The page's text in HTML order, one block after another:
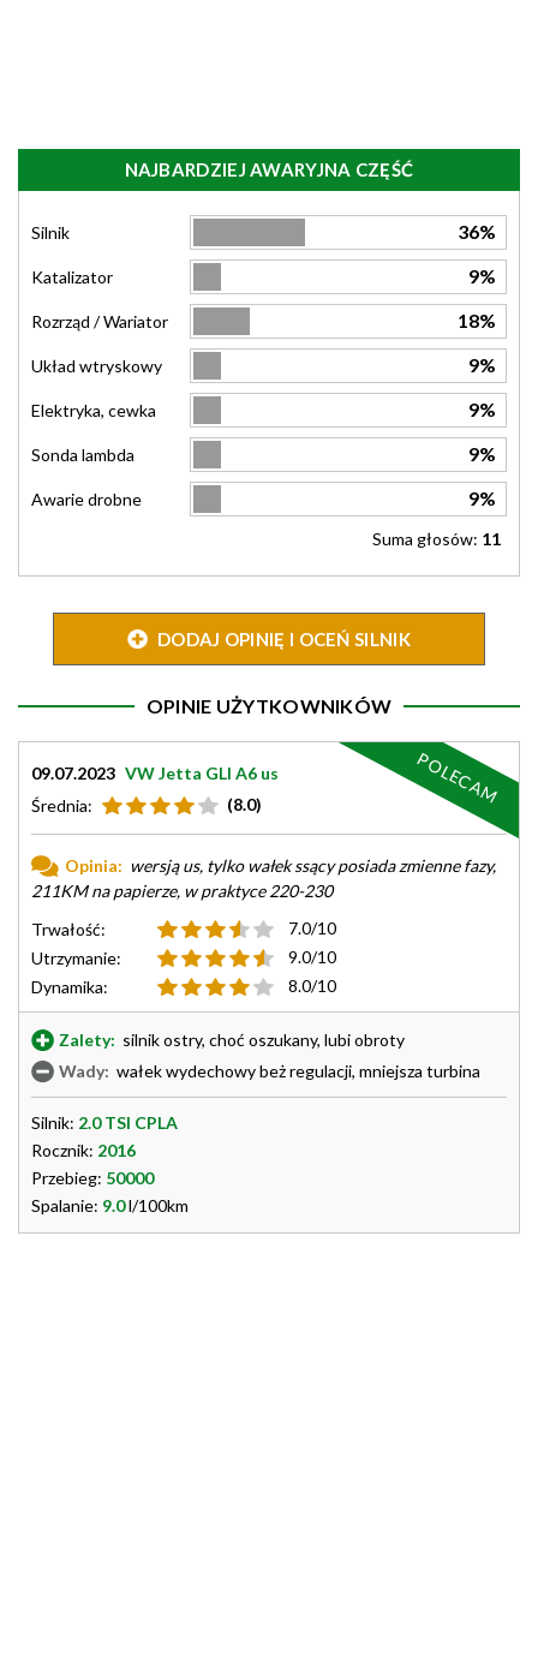
NAJBARDZIEJ AWARYJNA CZĘŚĆ
Silnik 36%
Katalizator 9%
Rozrząd / Wariator 18%
Układ wtryskowy 9%
Elektryka, cewka 9%
Sonda lambda 9%
Awarie drobne 9%
Suma głosów: 11
DODAJ OPINIĘ I OCEŃ SILNIK
OPINIE UŻYTKOWNIKÓW
09.07.2023 VW Jetta GLI A6 us
Średnia:
(8.0)
Opinia: wersją us, tylko wałek ssący posiada zmienne fazy,
211KM na papierze, w praktyce 220-230
Trwałość:
7.0/10
Utrzymanie:
9.0/10
Dynamika:
8.0/10
Zalety: silnik ostry, choć oszukany, lubi obroty
Wady: wałek wydechowy beż regulacji, mniejsza turbina
Silnik: 2.0 TSI CPLA
Rocznik: 2016
Przebieg: 50000
Spalanie: 9.0l/100km
POLECAM